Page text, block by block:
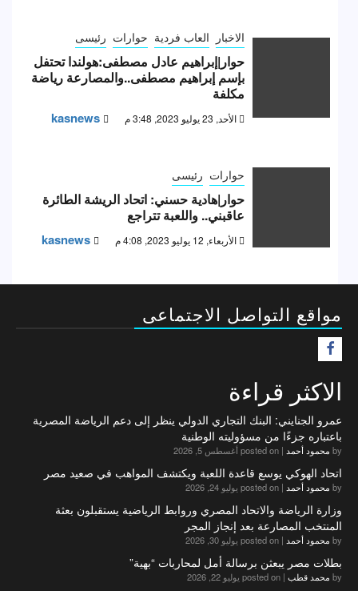
الاخبار العاب فردية حوارات رئيسى
حوار|إبراهيم عادل مصطفى:هولندا تحتفل
بإسم إبراهيم مصطفى..والمصارعة رياضة
مكلفة
الأحد, 23 يوليو 2023, 3:48 م kasnews
حوارات رئيسى
حوار|هادية حسني: اتحاد الريشة الطائرة
عاقبني.. واللعبة تتراجع
الأربعاء, 12 يوليو 2023, 4:08 م kasnews
مواقع التواصل الاجتماعى
الاكثر قراءة
عمرو الجنايني: البنك التجاري الدولي ينظر إلى دعم الرياضة المصرية
باعتباره جزءًا من مسؤوليته الوطنية
by محمود أحمد | posted on أغسطس 5, 2026
اتحاد الهوكي يوسع قاعدة اللعبة ويكتشف المواهب في صعيد مصر
by محمود أحمد | posted on يوليو 24, 2026
وزارة الرياضة والاتحاد المصري وروابط الرياضية يستقبلون بعثة
المنتخب المصارعة بعد إنجاز المجر
by محمود أحمد | posted on يوليو 30, 2026
بطلات مصر يبعثن برسالة أمل لمحاربات “بهية”
by محمد قطب | posted on يوليو 22, 2026